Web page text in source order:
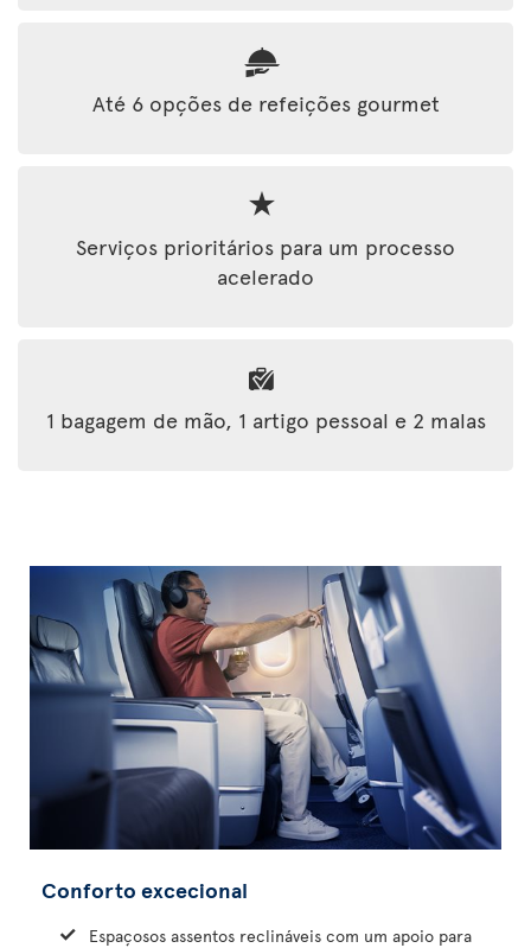
Até 6 opções de refeições gourmet
Serviços prioritários para um processo
acelerado
1 bagagem de mão, 1 artigo pessoal e 2 malas
Conforto excecional
Espaçosos assentos reclináveis com um apoio para